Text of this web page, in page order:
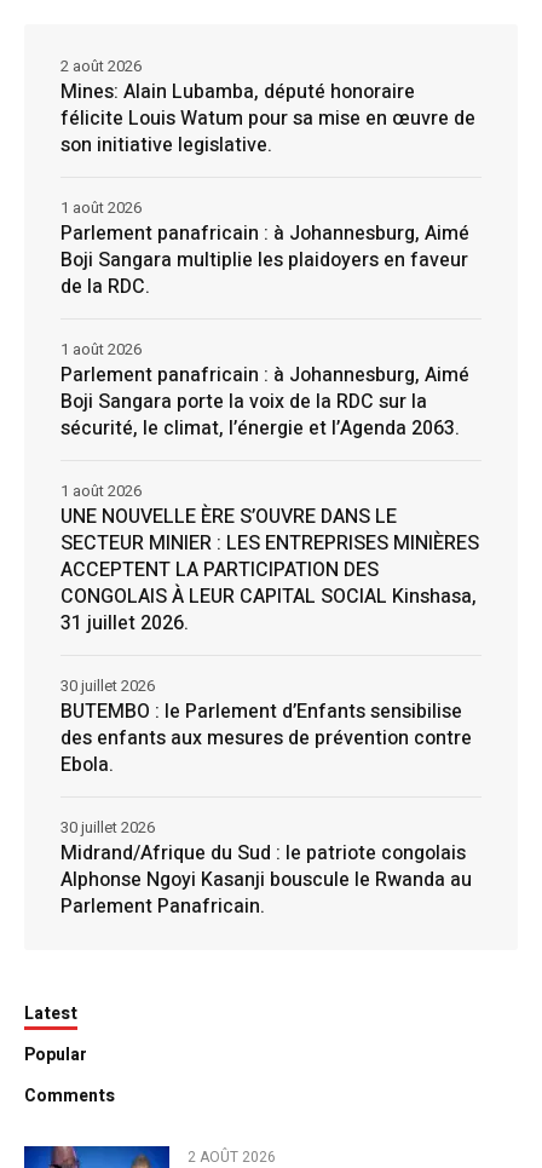
Mines: Alain Lubamba, député honoraire
félicite Louis Watum pour sa mise en œuvre de
son initiative legislative.
2 août 2026
Parlement panafricain : à Johannesburg, Aimé
Boji Sangara multiplie les plaidoyers en faveur
de la RDC.
1 août 2026
Parlement panafricain : à Johannesburg, Aimé
Boji Sangara porte la voix de la RDC sur la
sécurité, le climat, l’énergie et l’Agenda 2063.
1 août 2026
UNE NOUVELLE ÈRE S’OUVRE DANS LE
SECTEUR MINIER : LES ENTREPRISES MINIÈRES
ACCEPTENT LA PARTICIPATION DES
CONGOLAIS À LEUR CAPITAL SOCIAL Kinshasa,
31 juillet 2026.
1 août 2026
BUTEMBO : le Parlement d’Enfants sensibilise
des enfants aux mesures de prévention contre
Ebola.
30 juillet 2026
Midrand/Afrique du Sud : le patriote congolais
Alphonse Ngoyi Kasanji bouscule le Rwanda au
Parlement Panafricain.
30 juillet 2026
Latest
Popular
Comments
2 AOÛT 2026